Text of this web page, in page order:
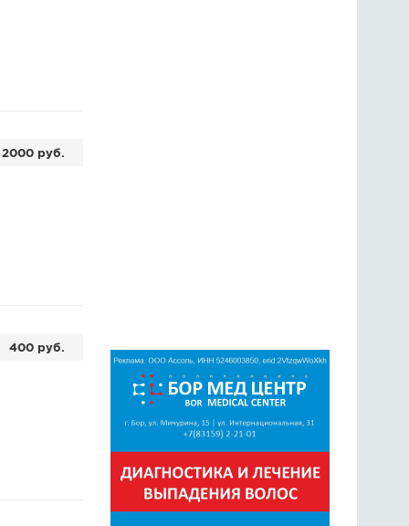
2000 руб.
400 руб.